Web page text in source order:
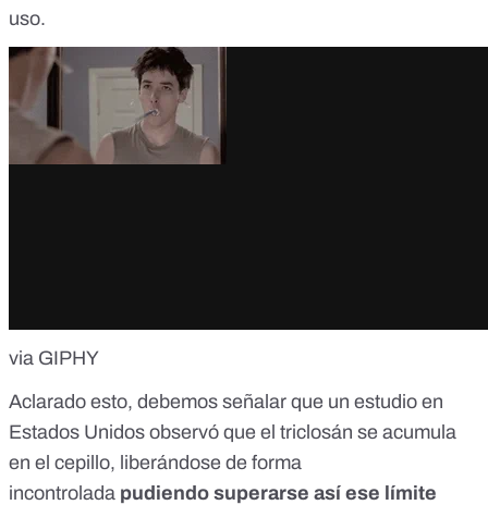
uso.
via GIPHY
Aclarado esto, debemos señalar que un estudio en
Estados Unidos observó que el triclosán se acumula
en el cepillo, liberándose de forma
incontrolada pudiendo superarse así ese límite